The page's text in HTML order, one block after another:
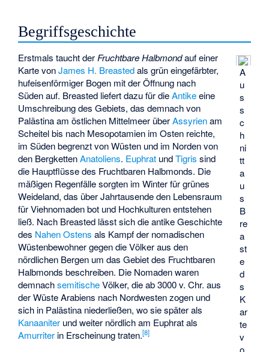
Begriffsgeschichte
A
u
s
s
c
h
ni
tt
a
u
s
B
re
a
st
e
d
s
K
ar
te
v
o
Erstmals taucht der Fruchtbare Halbmondauf einer
Karte vonJames H. Breastedals grün eingefärbter,
hufeisenförmiger Bogen mit der Öffnung nach
Süden auf. Breasted liefert dazu für dieAntikeeine
Umschreibung des Gebiets, das demnach von
Palästina am östlichen Mittelmeer überAssyrienam
Scheitel bis nach Mesopotamien im Osten reichte,
im Süden begrenzt von Wüsten und im Norden von
den BergkettenAnatoliens. Euphrat undTigris sind
die Hauptflüsse des Fruchtbaren Halbmonds. Die
mäßigen Regenfälle sorgten im Winter für grünes
Weideland, das über Jahrtausende den Lebensraum
für Viehnomaden bot und Hochkulturen entstehen
ließ. Nach Breasted lässt sich die antike Geschichte
des Nahen Ostens als Kampf der nomadischen
Wüstenbewohner gegen die Völker aus den
nördlichen Bergen um das Gebiet des Fruchtbaren
Halbmonds beschreiben. Die Nomaden waren
demnachsemitischeVölker, die ab 3000 v. Chr. aus
der Wüste Arabiens nach Nordwesten zogen und
sich in Palästina niederließen, wo sie später als
Kanaaniter und weiter nördlich am Euphrat als
Amurriter in Erscheinung traten.[8]